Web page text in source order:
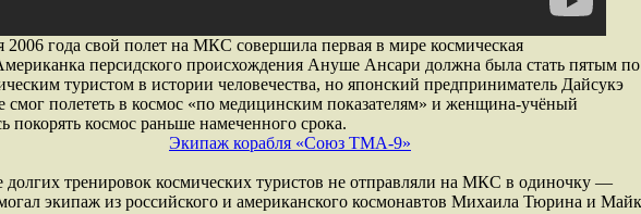
2006 года свой полет на МКС совершила первая в мире космическая
персидского происхождения Ануше Ансари должна была стать пятым по
туристом в истории человечества, но японский предприниматель Дайсукэ
смог полететь в космос «по медицинским показателям» и женщина-учёный
покорять космос раньше намеченного срока.
Экипаж корабля «Союз ТМА-9»
долгих тренировок космических туристов не отправляли на МКС в одиночку —
экипаж из российского и американского космонавтов Михаила Тюрина и